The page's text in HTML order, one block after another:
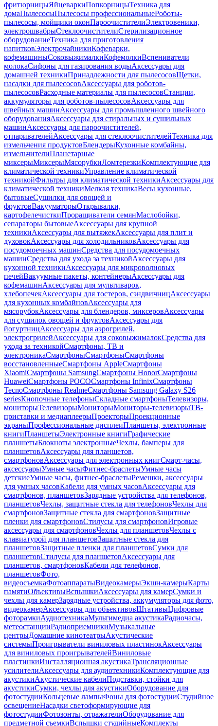
фритюрницыЯйцеваркиПопкорницыТехника для
домаПылесосыПылесосы профессиональныеРоботы-
пылесосы, мойщики оконПароочистителиЭлектровеники,
электрошвабрыСтеклоочистителиСтерилизационное
оборудованиеТехника для приготовления
напитковЭлектрочайникиКофеварки,
кофемашиныСоковыжималкиКофемолкиВспениватели
молокаСифоны для газирования водыАксессуары для
домашней техникиПринадлежности для пылесосовЩетки,
насадки для пылесосовАксессуары для роботов-
пылесосовРасходные материалы для пылесосовСтанции,
аккумуляторы для роботов-пылесосовАксессуары для
швейных машинАксессуары для промышленного швейного
оборудованияАксессуары для стиральных и сушильных
машинАксессуары для пароочистителей,
отпаривателейАксессуары для стеклоочистителейТехника для
измельчения продуктовБлендерыКухонные комбайны,
измельчителиПланетарные
миксерыМиксерыМясорубкиЛомтерезкиКомплектующие для
климатической техникиУправление климатической
техникойФильтры для климатической техникиАксессуары для
климатической техникиМелкая техникаВесы кухонные,
бытовыеСушилки для овощей и
фруктовВакууматорыОткрывалки,
картофелечисткиПроращиватели семянМаслобойки,
сепараторы бытовыеАксессуары для крупной
техникиАксессуары для вытяжекАксессуары для плит и
духовокАксессуары для холодильниковАксессуары для
посудомоечных машинСредства для посудомоечных
машинСредства для ухода за техникойАксессуары для
кухонной техникиАксессуары для микроволновых
печейВакуумные пакеты, контейнерыАксессуары для
кофемашинАксессуары для мультиварок,
хлебопечекАксессуары для тостеров, сэндвичницАксессуары
для кухонных комбайновАксессуары для
мясорубокАксессуары для блендеров, миксеровАксессуары
для сушилок овощей и фруктовАксессуары для
йогуртницАксессуары для аэрогрилей,
электрогрилейАксессуары для соковыжималокСредства для
ухода за техникойСмартфоны, ТВ и
электроникаСмартфоныСмартфоныСмартфоны
восстановленныеСмартфоны AppleСмартфоны
XiaomiСмартфоны SamsungСмартфоны HonorСмартфоны
HuaweiСмартфоны POCOСмартфоны InfinixСмартфоны
TecnoСмартфоны RealmeСмартфоны Samsung Galaxy S26
seriesКнопочные телефоныСкладные смартфоныТелевизоры,
мониторыТелевизорыМониторыМониторы-телевизорыТВ-
приставки и медиаплеерыПроекторыПроекционные
экраныПрофессиональные дисплеиПланшеты, электронные
книгиПланшетыЭлектронные книгиГрафические
планшетыБлокноты электронныеЧехлы, бамперы для
планшетовАксессуары для планшетов,
смартфоновАксессуары для электронных книгСмарт-часы,
аксессуарыУмные часыФитнес-браслетыУмные часы
детскиеУмные часы, фитнес-браслетыРемешки, аксессуары
для умных часовКабели для умных часовАксессуары для
смартфонов, планшетовЗарядные устройства для телефонов,
планшетовЧехлы, защитные стекла для телефоновЧехлы для
смартфоновЗащитные стекла для смартфоновЗащитные
пленки для смартфоновСтилусы для смартфоновИгровые
аксессуары для смартфоновЧехлы для планшетовЧехлы с
клавиатурой для планшетовЗащитные стекла для
планшетовЗащитные пленки для планшетовСумки для
планшетовСтилусы для планшетовАксессуары для
планшетов, смартфоновКабели для телефонов,
планшетовФото,
видеосъемкаФотоаппаратыВидеокамерыЭкшн-камерыКарты
памятиОбъективыВспышкиАксессуары для камерСумки и
чехлы для камерЗарядные устройства, аккумуляторы для фото,
видеокамерАксессуары для объективовШтативыЦифровые
фоторамкиАудиотехникаМультимедиа акустикаРадиочасы,
метеостанцииРадиоприемникиМузыкальные
центрыДомашние кинотеатрыАкустические
системыПроигрыватели виниловых пластинокАксессуары
для виниловых проигрывателейВиниловые
пластинкиИнсталляционная акустикаТрансляционные
усилителиАксессуары для аудиотехникиКомплектующие для
акустикиАкустические кабелиПодставки, стойки для
акустикиСумки, чехлы для акустикиОборудование для
фотостудииКольцевые лампыФоны для фотостудииСтудийное
освещениеНасадки светоформирующие для
фотостудииФотозонты, отражателиОборудование для
предметной съемкиВспышки студийныеКомплекты